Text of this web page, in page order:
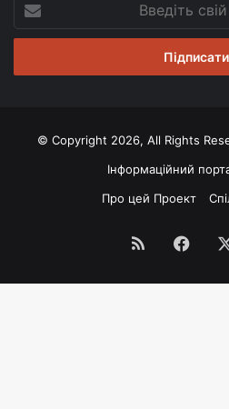
свій
email
© Copyright 2026, All Rights
Інформаційний
Про цей Проект
RSS